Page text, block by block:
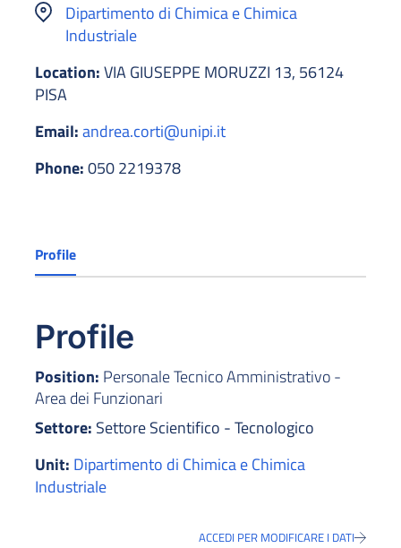
Dipartimento di Chimica e Chimica
Industriale
Location:VIA GIUSEPPE MORUZZI 13, 56124
PISA
Email:andrea.corti@unipi.it
Phone:050 2219378
Profile
Profile
Position: Personale Tecnico Amministrativo -
Area dei Funzionari
Settore: Settore Scientifico - Tecnologico
Unit: Dipartimento di Chimica e Chimica
Industriale
ACCEDI PER MODIFICARE I DATI